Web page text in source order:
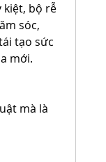
kiệt, bộ rễ
sóc,
tạo sức
mới.
mà là